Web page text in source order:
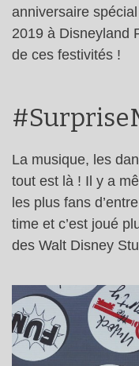
anniversaire
2019 à Disneyland
de ces festivités !
La musique, les
tout est là ! Il y a
les plus fans
time et c’est joué
des Walt Disney